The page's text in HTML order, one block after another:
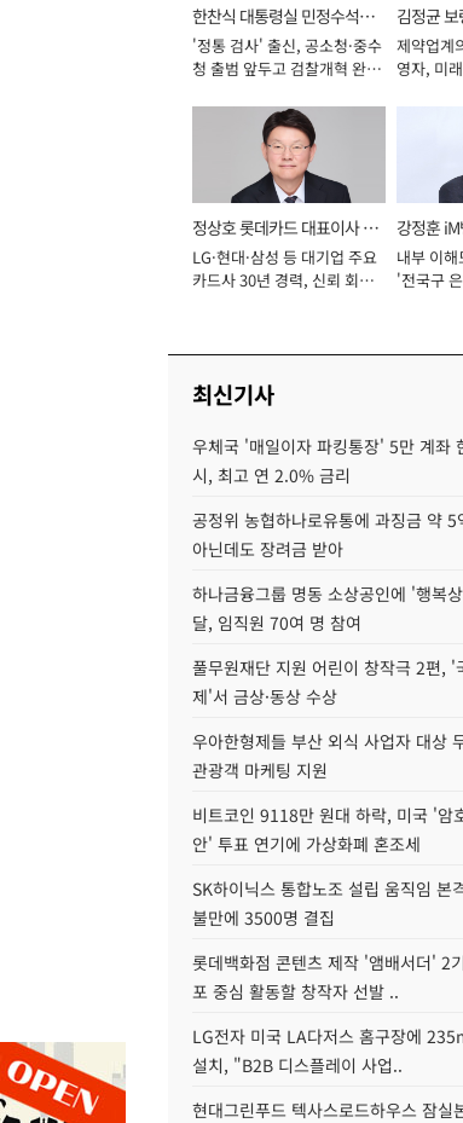
한찬식 대통령실 민정수석비
서관
'정통 검사' 출신, 공소청·중수
청 출범 앞두고 검찰개혁 완수
김정균
표이사 사
제약업계
영자, 미
정상호 롯데카드 대표이사 사
장
LG·현대·삼성 등 대기업 주요
카드사 30년 경력, 신뢰 회복
강정훈
내부 이
'전국구
최신기사
우체국 '매일이자 파킹통장' 5만 계좌
시, 최고 연 2.0% 금리
공정위 농협하나로유통에 과징금 약 5
아닌데도 장려금 받아
하나금융그룹 명동 소상공인에 '행복
달, 임직원 70여 명 참여
풀무원재단 지원 어린이 창작극 2편, '
제'서 금상·동상 수상
우아한형제들 부산 외식 사업자 대상
관광객 마케팅 지원
비트코인 9118만 원대 하락, 미국 '암
안' 투표 연기에 가상화폐 혼조세
SK하이닉스 통합노조 설립 움직임 본
불만에 3500명 결집
롯데백화점 콘텐츠 제작 '앰배서더' 2
포 중심 활동할 창작자 선발 ..
LG전자 미국 LA다저스 홈구장에
설치, "B2B 디스플레이 사업..
현대그린푸드 텍사스로드하우스 잠실